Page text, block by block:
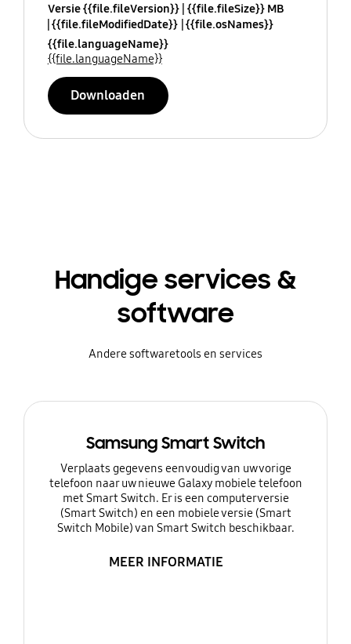
Versie {{file.fileVersion}} {{file.fileSize}} MB
{{file.fileModifiedDate}} {{file.osNames}}
{{file.languageName}}
{{file.languageName}}
Downloaden
Handige services &
software
Andere softwaretools en services
Samsung Smart Switch
Verplaats gegevens eenvoudig van uw vorige
telefoon naar uw nieuwe Galaxy mobiele telefoon
met Smart Switch. Er is een computerversie
(Smart Switch) en een mobiele versie (Smart
Switch Mobile) van Smart Switch beschikbaar.
MEER INFORMATIE